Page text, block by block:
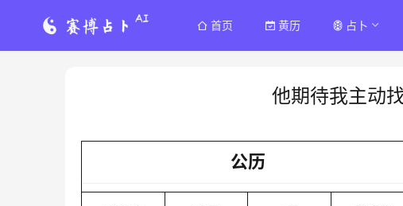
首页 黄历 占卜
他期待我主动
公历